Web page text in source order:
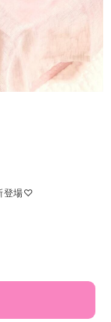
登場♡